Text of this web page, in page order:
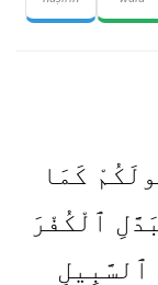
كَمَا
ٱلْكُفْرَ
ٱلسَّبِيلِ